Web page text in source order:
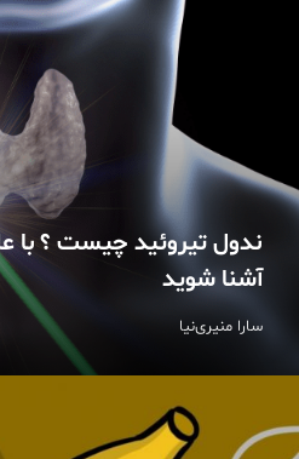
سارا منیری‌نیا
ندول تیروئید چیست ؟ با
آشنا شوید